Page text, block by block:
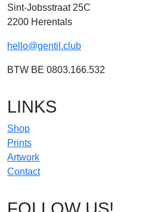
Sint-Jobsstraat 25C
2200 Herentals
hello@gentil.club
BTW BE 0803.166.532
LINKS
Shop
Prints
Artwork
Contact